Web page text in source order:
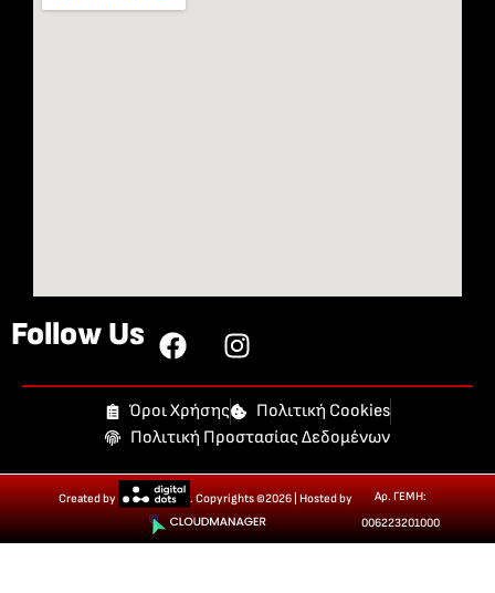
Follow Us
Όροι Χρήσης
Πολιτική Cookies
Πολιτική Προστασίας Δεδομένων
Created by . Copyrights ©2026 | Hosted by
Αρ. ΓΕΜΗ:
006223201000